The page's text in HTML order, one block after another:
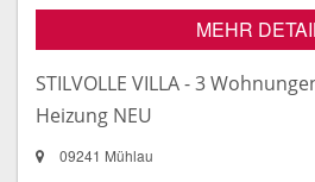
MEHR
STILVOLLE VILLA - 3
Heizung NEU
09241 Mühlau